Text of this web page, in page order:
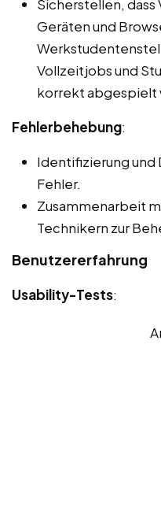
Sicherstellen,
Geräten und
Vollzeitjobs und
korrekt abgespielt
Fehlerbehebung:
Identifizierung
Fehler.
Zusammenarbeit
Technikern zur
Benutzererfahrung
Usability-Tests: